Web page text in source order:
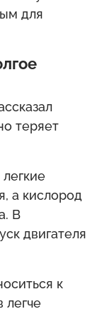
для
теряет
а кислород
В
двигателя
к
легче